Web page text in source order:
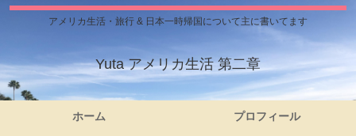
アメリカ生活・旅行 & 日本一時帰国について主に書いてます
Yuta アメリカ生活 第二章
ホーム プロフィール